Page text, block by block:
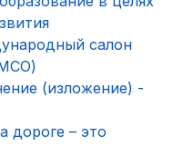
салон
(изложение) -
дороге – это